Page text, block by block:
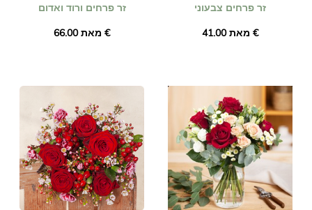
זר פרחים ורוד ואדום
מאת ‏66.00 €
זר פרחים צבעוני
מאת ‏41.00 €